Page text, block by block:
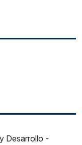
Desarrollo -